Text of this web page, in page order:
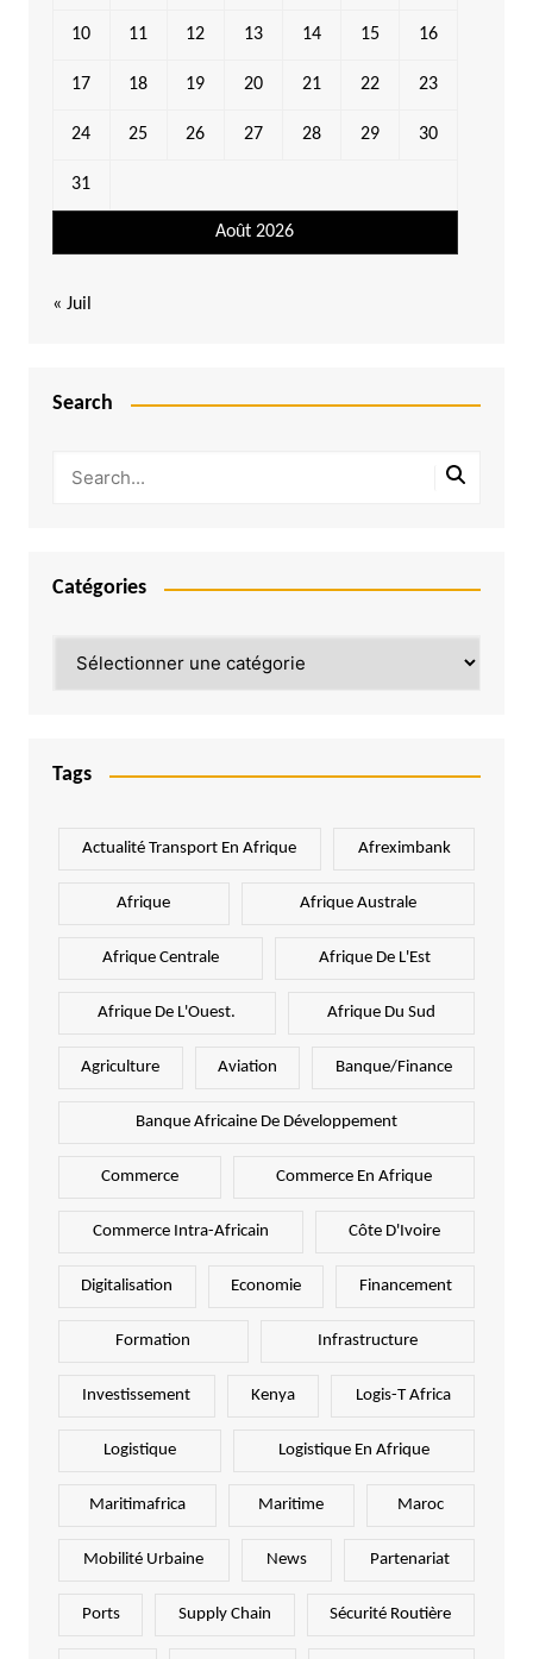
Août 2026
10 11 12 13 14 15 16
17 18 19 20 21 22 23
24 25 26 27 28 29 30
31
« Juil
Search
Catégories
Tags
Actualité Transport En Afrique Afreximbank
Afrique Afrique Australe
Afrique Centrale Afrique De L'Est
Afrique De L'Ouest. Afrique Du Sud
Agriculture Aviation Banque/Finance
Banque Africaine De Développement
Commerce Commerce En Afrique
Commerce Intra-Africain Côte D'Ivoire
Digitalisation Economie Financement
Formation Infrastructure
Investissement Kenya Logis-T Africa
Logistique Logistique En Afrique
Maritimafrica Maritime Maroc
Mobilité Urbaine News Partenariat
Ports Supply Chain Sécurité Routière